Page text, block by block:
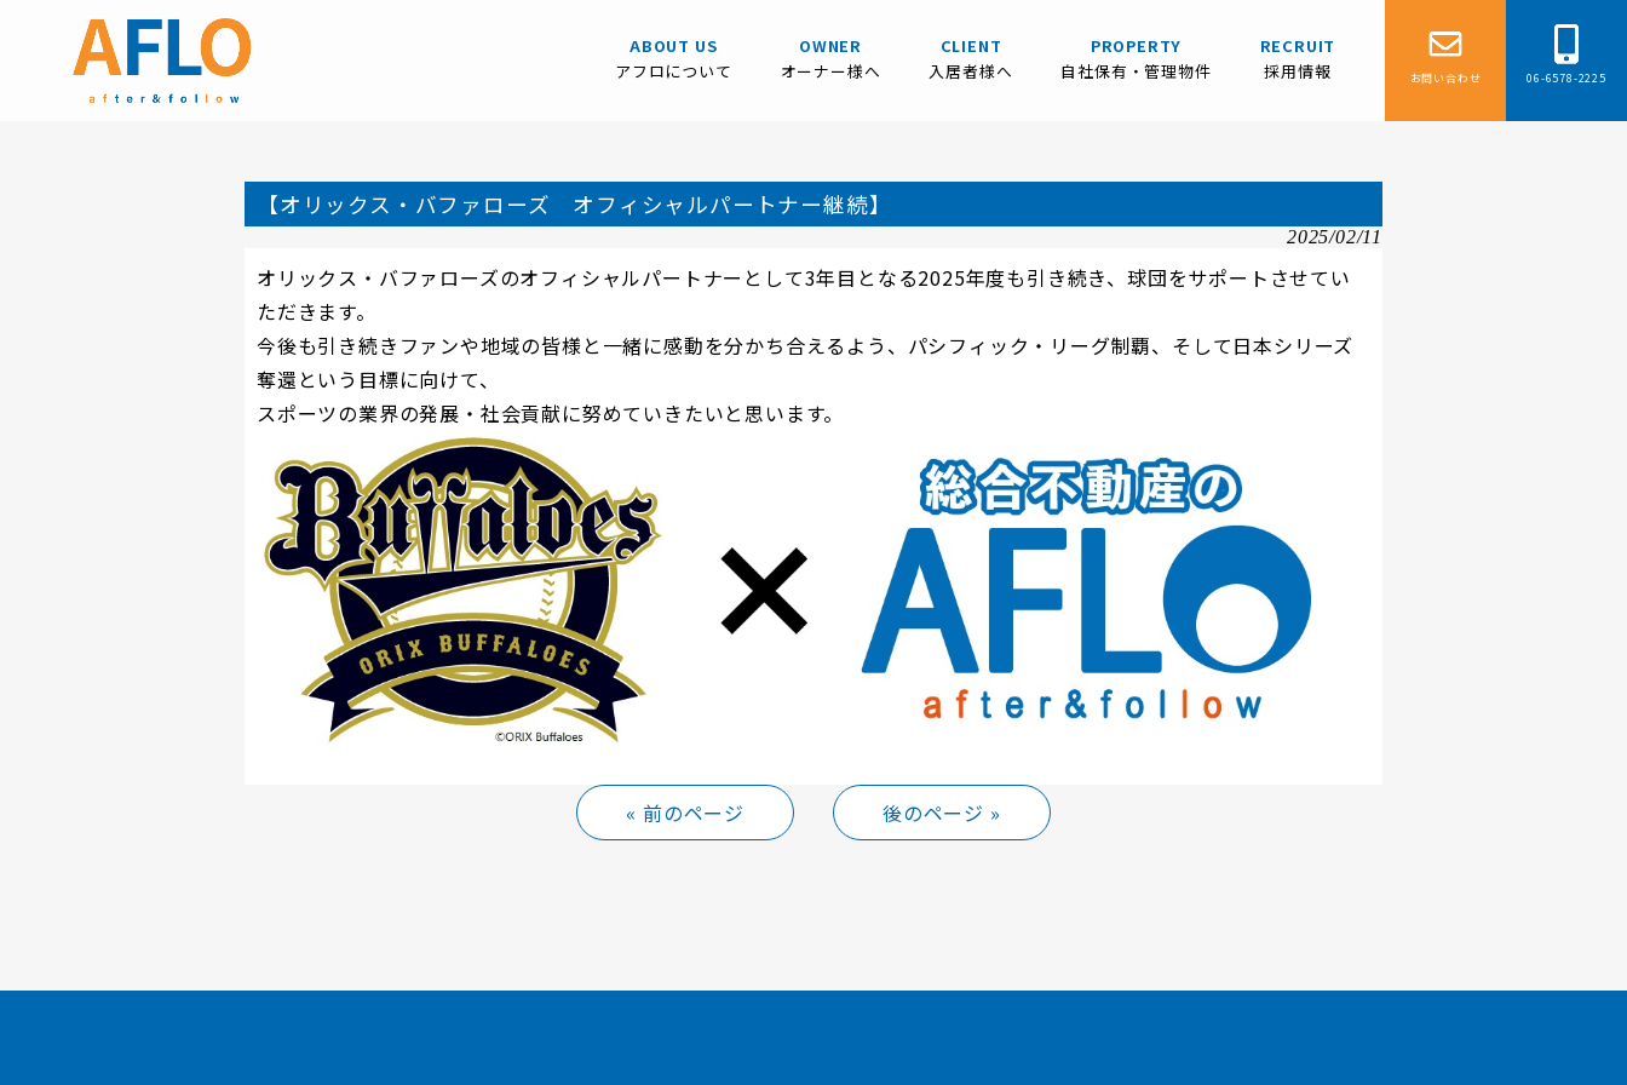
06-6578-2225
お問い合わせ
ABOUT US
アフロについて
OWNER
オーナー様へ
CLIENT
入居者様へ
PROPERTY
自社保有・管理物件
RECRUIT
採用情報
【オリックス・バファローズ オフィシャルパートナー継続】
2025/02/11
オリックス・バファローズのオフィシャルパートナーとして3年目となる2025年度も引き続き、球団をサポートさせてい
ただきます。
今後も引き続きファンや地域の皆様と一緒に感動を分かち合えるよう、パシフィック・リーグ制覇、そして日本シリーズ
奪還 という目標に向けて、
スポーツの業界の発展・社会貢献に努めていきたいと思います。
« 前のページ 後のページ »